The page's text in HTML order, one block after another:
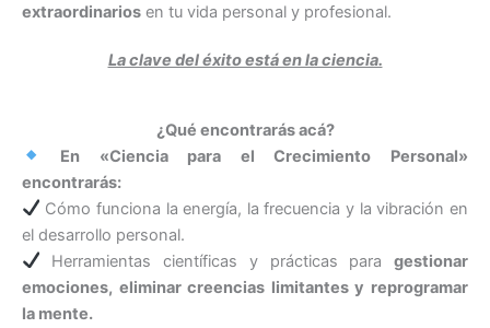
extraordinarios en tu vida personal y profesional.
La clave del éxito está en la ciencia.
¿Qué encontrarás acá?
En «Ciencia para el Crecimiento Personal»
encontrarás:
Cómo funciona la energía, la frecuencia y la vibración en
el desarrollo personal.
Herramientas científicas y prácticas para gestionar
emociones, eliminar creencias limitantes y reprogramar
la mente.